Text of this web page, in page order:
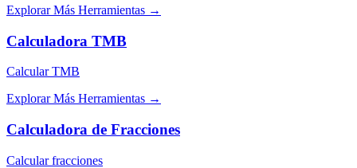
Explorar Más Herramientas →
Calculadora TMB
Calcular TMB
Explorar Más Herramientas →
Calculadora de Fracciones
Calcular fracciones